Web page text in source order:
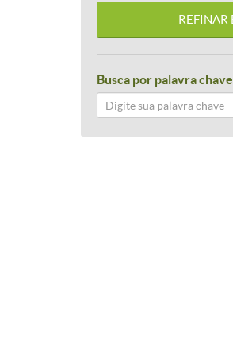
Busca por palavra chave